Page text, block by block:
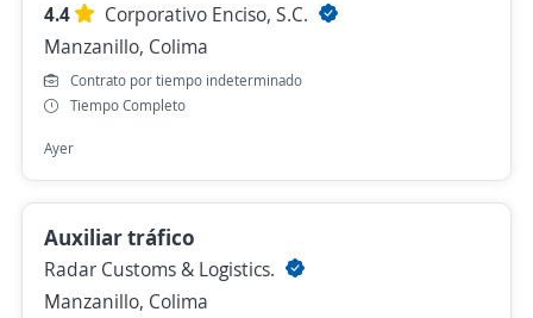
4.4
Corporativo Enciso, S.C.
Manzanillo, Colima
Contrato por tiempo indeterminado
Tiempo Completo
Ayer
Auxiliar tráfico
Radar Customs & Logistics.
Manzanillo, Colima